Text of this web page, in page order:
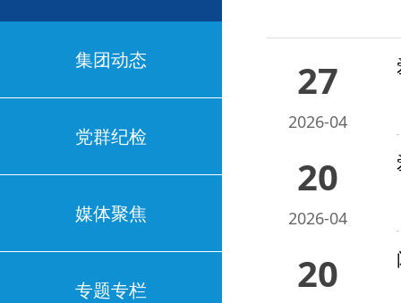
集团动态
党群纪检
媒体聚焦
专题专栏
27
2026-04
20
2026-04
20